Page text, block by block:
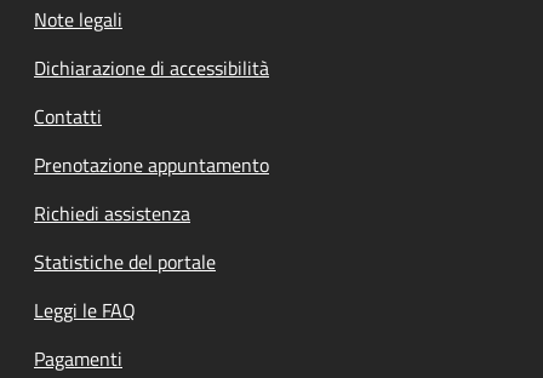
Note legali
Dichiarazione di accessibilità
Contatti
Prenotazione appuntamento
Richiedi assistenza
Statistiche del portale
Leggi le FAQ
Pagamenti